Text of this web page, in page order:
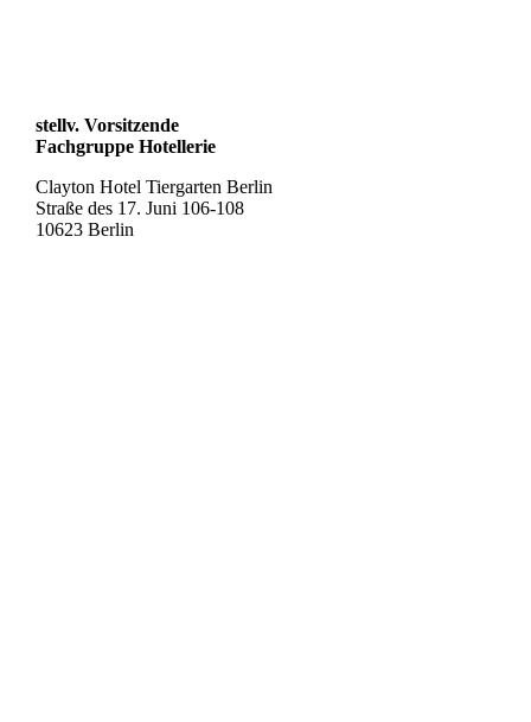
stellv. Vorsitzende
Fachgruppe Hotellerie
Clayton Hotel Tiergarten Berlin
Straße des 17. Juni 106-108
10623 Berlin